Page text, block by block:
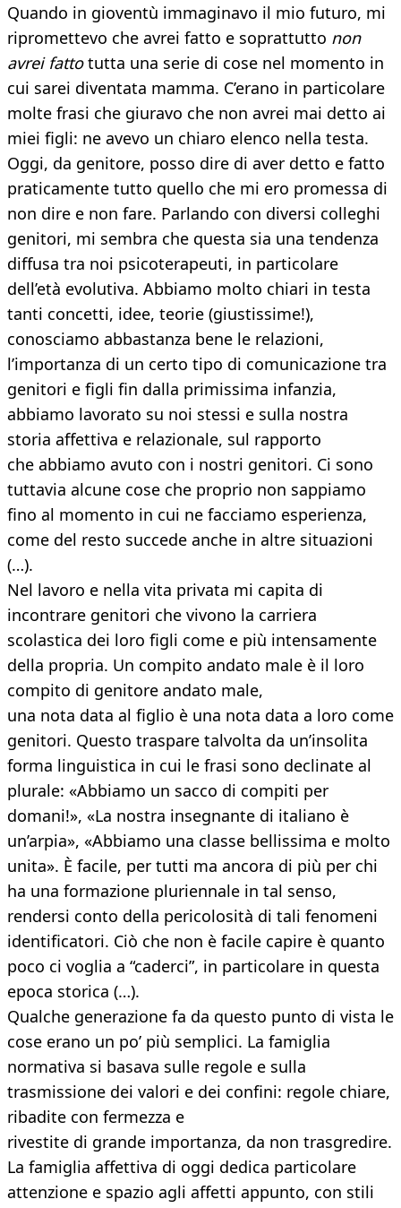
Quando in gioventù immaginavo il mio futuro, mi
ripromettevo che avrei fatto e soprattutto non
avrei fattotutta una serie di cose nel momento in
cui sarei diventata mamma. C’erano in particolare
molte frasi che giuravo che non avrei mai detto ai
miei figli: ne avevo un chiaro elenco nella testa.
Oggi, da genitore, posso dire di aver detto e fatto
praticamente tutto quello che mi ero promessa di
non dire e non fare. Parlando con diversi colleghi
genitori, mi sembra che questa sia una tendenza
diffusa tra noi psicoterapeuti, in particolare
dell’età evolutiva. Abbiamo molto chiari in testa
tanti concetti, idee, teorie (giustissime!),
conosciamo abbastanza bene le relazioni,
l’importanza di un certo tipo di comunicazione tra
genitori e figli fin dalla primissima infanzia,
abbiamo lavorato su noi stessi e sulla nostra
storia affettiva e relazionale, sul rapporto
che abbiamo avuto con i nostri genitori. Ci sono
tuttavia alcune cose che proprio non sappiamo
fino al momento in cui ne facciamo esperienza,
come del resto succede anche in altre situazioni
(…).
Nel lavoro e nella vita privata mi capita di
incontrare genitori che vivono la carriera
scolastica dei loro figli come e più intensamente
della propria. Un compito andato male è il loro
compito di genitore andato male,
una nota data al figlio è una nota data a loro come
genitori. Questo traspare talvolta da un’insolita
forma linguistica in cui le frasi sono declinate al
plurale: «Abbiamo un sacco di compiti per
domani!», «La nostra insegnante di italiano è
un’arpia», «Abbiamo una classe bellissima e molto
unita». È facile, per tutti ma ancora di più per chi
ha una formazione pluriennale in tal senso,
rendersi conto della pericolosità di tali fenomeni
identificatori. Ciò che non è facile capire è quanto
poco ci voglia a “caderci”, in particolare in questa
epoca storica (…).
Qualche generazione fa da questo punto di vista le
cose erano un po’ più semplici. La famiglia
normativa si basava sulle regole e sulla
trasmissione dei valori e dei confini: regole chiare,
ribadite con fermezza e
rivestite di grande importanza, da non trasgredire.
La famiglia affettiva di oggi dedica particolare
attenzione e spazio agli affetti appunto, con stili